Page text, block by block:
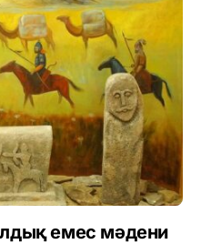
емес мәдени